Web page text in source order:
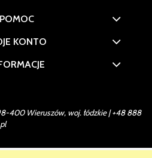
POMOC
KONTO
400 Wieruszów, woj. łódzkie |+48 888